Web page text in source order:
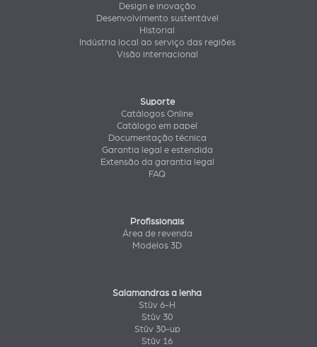
Design e inovação
Desenvolvimento sustentável
Historial
Indústria local ao serviço das regiões
Visão internacional
Suporte
Catálogos Online
Catálogo em papel
Documentação técnica
Garantia legal e estendida
Extensão da garantia legal
FAQ
Profissionais
Área de revenda
Modelos 3D
Salamandras a lenha
Stûv 6-H
Stûv 30
Stûv 30-up
Stûv 16